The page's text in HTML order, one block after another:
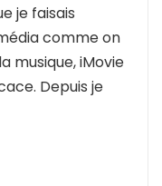
je faisais
comme on
musique, iMovie
Depuis je